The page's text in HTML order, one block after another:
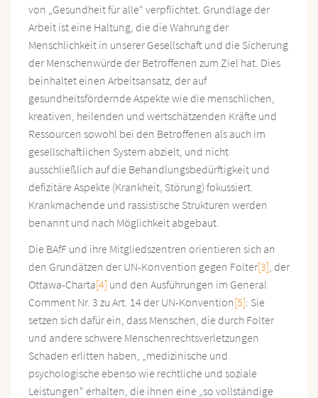
von „Gesundheit für alle“ verpflichtet. Grundlage der
Arbeit ist eine Haltung, die die Wahrung der
Menschlichkeit in unserer Gesellschaft und die Sicherung
der Menschenwürde der Betroffenen zum Ziel hat. Dies
beinhaltet einen Arbeitsansatz, der auf
gesundheitsfördernde Aspekte wie die menschlichen,
kreativen, heilenden und wertschätzenden Kräfte und
Ressourcen sowohl bei den Betroffenen als auch im
gesellschaftlichen System abzielt, und nicht
ausschließlich auf die Behandlungsbedürftigkeit und
defizitäre Aspekte (Krankheit, Störung) fokussiert.
Krankmachende und rassistische Strukturen werden
benannt und nach Möglichkeit abgebaut.
Die BAfF und ihre Mitgliedszentren orientieren sich an
den Grundätzen der UN-Konvention gegen Folter[3], der
Ottawa-Charta[4] und den Ausführungen im General
Comment Nr. 3 zu Art. 14 der UN-Konvention[5]: Sie
setzen sich dafür ein, dass Menschen, die durch Folter
und andere schwere Menschenrechtsverletzungen
Schaden erlitten haben, „medizinische und
psychologische ebenso wie rechtliche und soziale
Leistungen“ erhalten, die ihnen eine „so vollständige